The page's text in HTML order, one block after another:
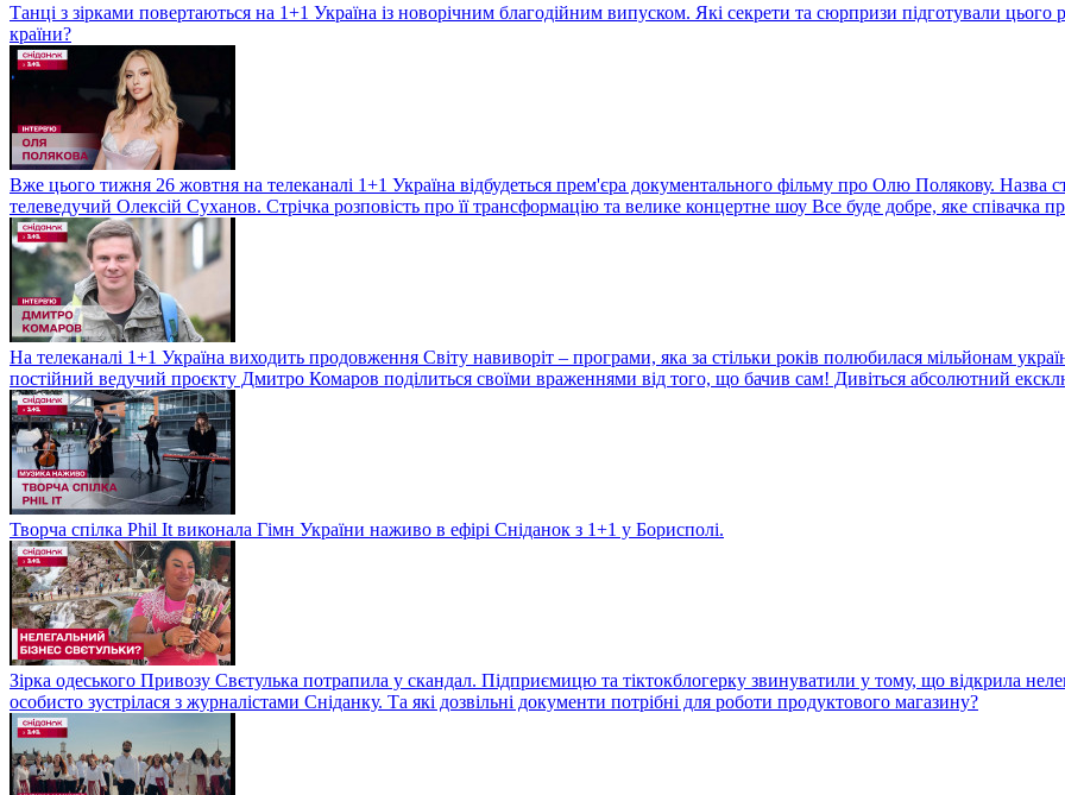
Танці з зірками повертаються на 1+1 Україна із новорічним благодійним випуском. Які секрети та сюрпризи підготували
країни?
Вже цього тижня 26 жовтня на телеканалі 1+1 Україна відбудеться прем'єра документального фільму про Олю Полякову. Назва
телеведучий Олексій Суханов. Стрічка розповість про її трансформацію та велике концертне шоу Все буде добре, яке співачка
На телеканалі 1+1 Україна виходить продовження Світу навиворіт – програми, яка за стільки років полюбилася мільйонам
постійний ведучий проєкту Дмитро Комаров поділиться своїми враженнями від того, що бачив сам! Дивіться абсолютний
Творча спілка Phil It виконала Гімн України наживо в ефірі Сніданок з 1+1 у Борисполі.
Зірка одеського Привозу Свєтулька потрапила у скандал. Підприємицю та тіктокблогерку звинуватили у тому, що відкрила
особисто зустрілася з журналістами Сніданку. Та які дозвільні документи потрібні для роботи продуктового магазину?